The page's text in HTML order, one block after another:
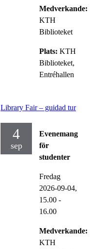
Medverkande:
KTH
Biblioteket
Plats: KTH
Biblioteket,
Entréhallen
Library Fair – guidad tur
4
sep
Evenemang
för
studenter
Fredag
2026-09-04,
15.00 -
16.00
Medverkande:
KTH